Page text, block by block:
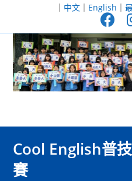
至
｜ 中文｜ English ｜
Cool English普
賽